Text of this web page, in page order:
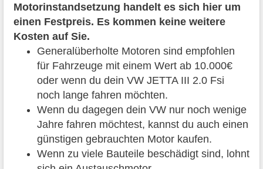
Motorinstandsetzung handelt es sich hier um
einen Festpreis. Es kommen keine weitere
Kosten auf Sie.
Generalüberholte Motoren sind empfohlen
für Fahrzeuge mit einem Wert ab 10.000€
oder wenn du dein VW JETTA III 2.0 Fsi
noch lange fahren möchten.
Wenn du dagegen dein VW nur noch wenige
Jahre fahren möchtest, kannst du auch einen
günstigen gebrauchten Motor kaufen.
Wenn zu viele Bauteile beschädigt sind, lohnt